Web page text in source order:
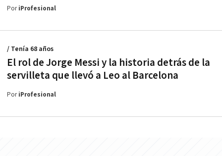
PoriProfesional
El rol de Jorge Messi y la historia detrás de la
servilleta que llevó a Leo al Barcelona
/ Tenía 68 años
PoriProfesional